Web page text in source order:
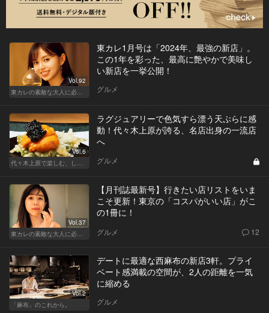
Vol.92
東カレの素敵な大人に必要なこと
東カレ1月号は「2024年、最強の新店」。
この1年を彩った、最高に艶やかで美味し
い新店を一挙公開！
グルメ
Vol.6
代々木上原で楽しむ、しっとり大人デート
ラグジュアリーで色気すら漂う天ぷらに感
動！代々木上原が誇る、名店出身の一流店
へ
グルメ
Vol.37
東カレの素敵な大人に必要なこと
【月刊誌最新号】行きたい店リストをいま
こそ更新！東京の「コスパがいい店」がこ
の1冊に！
グルメ 12
Vol.2
「麻布」のこれから。
デートに最適な西麻布の新店3軒。プライ
ベート感満載の空間が、2人の距離を一気
に縮める
グルメ